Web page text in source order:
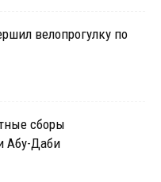
велопрогулку по
сборы
Абу-Даби